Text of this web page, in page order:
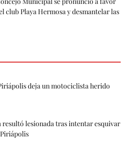
club Playa Hermosa y desmantelar las
deja un motociclista herido
lesionada tras intentar esquivar